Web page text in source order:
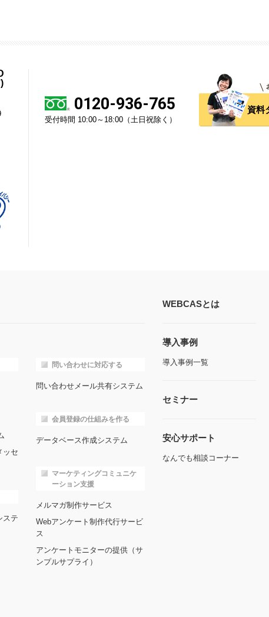
0120-936-765
受付時間 10:00～18:00（土日祝除く）
資料
ッセ
ステ
問い合わせに対応する
問い合わせメール共有システム
会員登録の仕組みを作る
データベース作成システム
マーケティングコミュニケ
ーション支援
メルマガ制作サービス
Webアンケート制作代行サービ
ス
アンケートモニターの提供（サ
ンプルサプライ）
WEBCASとは
導入事例
導入事例一覧
セミナー
安心サポート
なんでも相談コーナー